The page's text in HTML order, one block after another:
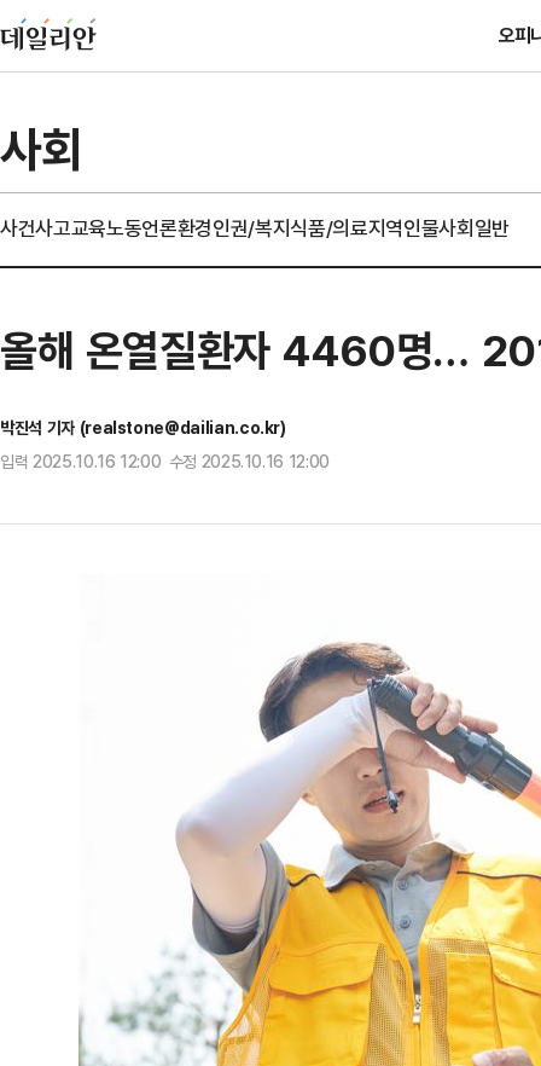
오피
사회
사건사고교육노동언론환경인권/복지식품/의료지역인물사회일반
올해 온열질환자 4460명…
박진석 기자 (realstone@dailian.co.kr)
입력 2025.10.16 12:00 수정 2025.10.16 12:00